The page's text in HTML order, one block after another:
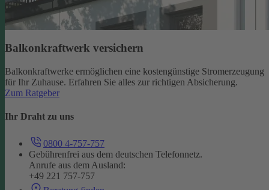
Balkonkraftwerk versichern
Balkonkraftwerke ermöglichen eine kostengünstige Stromerzeugung
für Ihr Zuhause. Erfahren Sie alles zur richtigen Absicherung.
Zum Ratgeber
Ihr Draht zu uns
0800 4-757-757
Gebührenfrei aus dem deutschen Telefonnetz.
Anrufe aus dem Ausland:
+49 221 757-757